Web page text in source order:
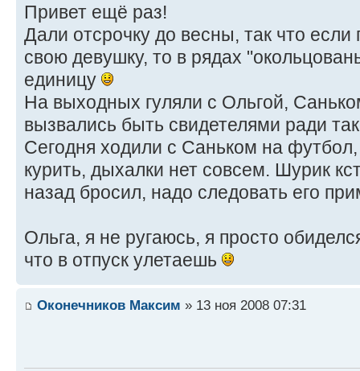
Привет ещё раз!
Дали отсрочку до весны, так что
свою девушку, то в рядах
единицу
На выходных гуляли с Ольгой,
вызвались быть свидетелями ради
Сегодня ходили с Саньком на
курить, дыхалки нет совсем. Шурик
назад бросил, надо следовать его
Ольга, я не ругаюсь, я просто
что в отпуск улетаешь
Оконечников Максим » 13 ноя 2008 07:31